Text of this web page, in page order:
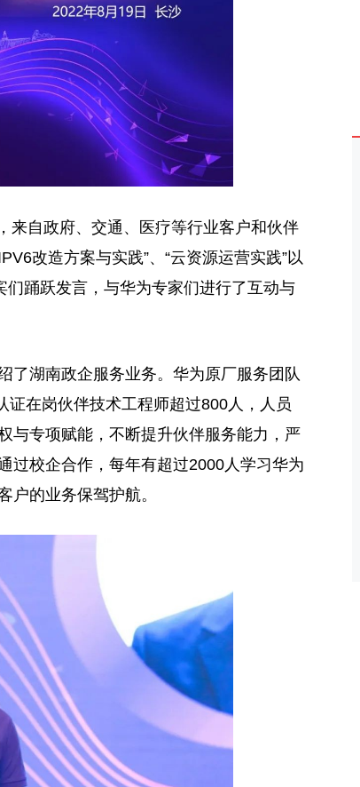
来自政府、交通、医疗等行业客户和伙伴
改造方案与实践”、“云资源运营实践”以
们踊跃发言，与华为专家们进行了互动与
了湖南政企服务业务。华为原厂服务团队
在岗伙伴技术工程师超过800人，人员
与专项赋能，不断提升伙伴服务能力，严
过校企合作，每年有超过2000人学习华为
户的业务保驾护航。